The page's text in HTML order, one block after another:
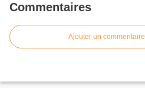
Commentaires
Ajouter un commentaire